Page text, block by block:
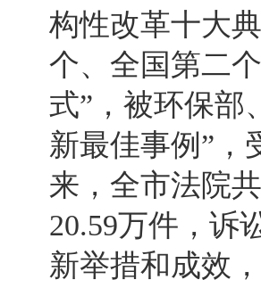
构性改革十大
个、全国第二
式”，被环保部
新最佳事例”，
来，全市法院
20.59万件，诉
新举措和成效